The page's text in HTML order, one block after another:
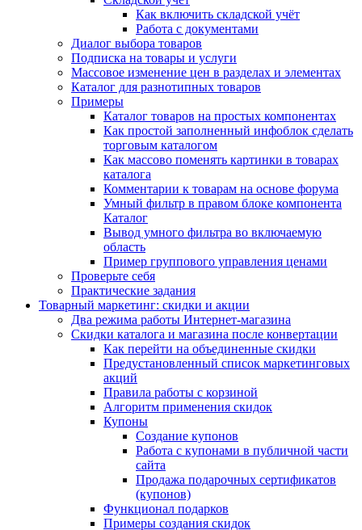
Как включить складской учёт
Работа с документами
Диалог выбора товаров
Подписка на товары и услуги
Массовое изменение цен в разделах и элементах
Каталог для разнотипных товаров
Примеры
Каталог товаров на простых компонентах
Как простой заполненный инфоблок сделать
торговым каталогом
Как массово поменять картинки в товарах
каталога
Комментарии к товарам на основе форума
Умный фильтр в правом блоке компонента
Каталог
Вывод умного фильтра во включаемую
область
Пример группового управления ценами
Проверьте себя
Практические задания
Товарный маркетинг: скидки и акции
Два режима работы Интернет-магазина
Скидки каталога и магазина после конвертации
Как перейти на объединенные скидки
Предустановленный список маркетинговых
акций
Правила работы с корзиной
Алгоритм применения скидок
Купоны
Создание купонов
Работа с купонами в публичной части
сайта
Продажа подарочных сертификатов
(купонов)
Функционал подарков
Примеры создания скидок